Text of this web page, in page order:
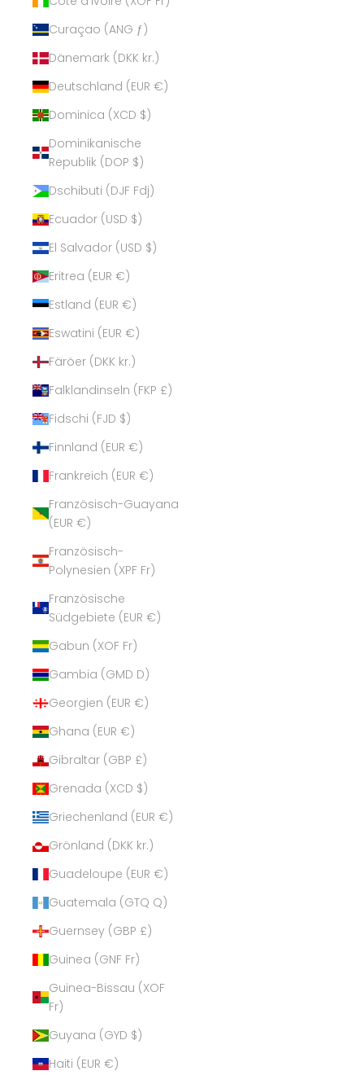
Curaçao (ANG ƒ)
Dänemark (DKK kr.)
Deutschland (EUR €)
Dominica (XCD $)
Dominikanische
Republik (DOP $)
Dschibuti (DJF Fdj)
Ecuador (USD $)
El Salvador (USD $)
Eritrea (EUR €)
Estland (EUR €)
Eswatini (EUR €)
Färöer (DKK kr.)
Falklandinseln (FKP £)
Fidschi (FJD $)
Finnland (EUR €)
Frankreich (EUR €)
Französisch-Guayana
(EUR €)
Französisch-
Polynesien (XPF Fr)
Französische
Südgebiete (EUR €)
Gabun (XOF Fr)
Gambia (GMD D)
Georgien (EUR €)
Ghana (EUR €)
Gibraltar (GBP £)
Grenada (XCD $)
Griechenland (EUR €)
Grönland (DKK kr.)
Guadeloupe (EUR €)
Guatemala (GTQ Q)
Guernsey (GBP £)
Guinea (GNF Fr)
Guinea-Bissau (XOF
Fr)
Guyana (GYD $)
Haiti (EUR €)